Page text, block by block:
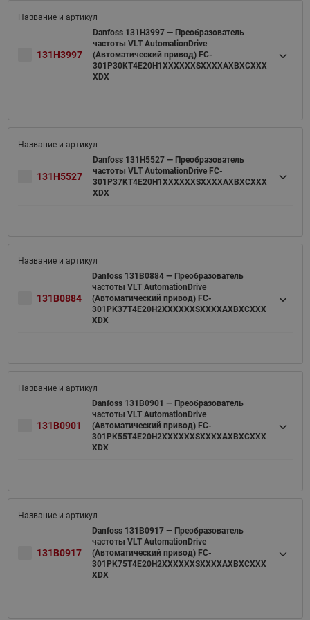
131H3997
Danfoss 131H3997 — Преобразователь
частоты VLT AutomationDrive
(Автоматический привод) FC-
301P30KT4E20H1XXXXXXSXXXXAXBXCXXX
XDX
131H5527
Danfoss 131H5527 — Преобразователь
частоты VLT AutomationDrive FC-
301P37KT4E20H1XXXXXXSXXXXAXBXCXXX
XDX
131B0884
Danfoss 131B0884 — Преобразователь
частоты VLT AutomationDrive
(Автоматический привод) FC-
301PK37T4E20H2XXXXXXSXXXXAXBXCXXX
XDX
131B0901
Danfoss 131B0901 — Преобразователь
частоты VLT AutomationDrive
(Автоматический привод) FC-
301PK55T4E20H2XXXXXXSXXXXAXBXCXXX
XDX
131B0917
Danfoss 131B0917 — Преобразователь
частоты VLT AutomationDrive
(Автоматический привод) FC-
301PK75T4E20H2XXXXXXSXXXXAXBXCXXX
XDX